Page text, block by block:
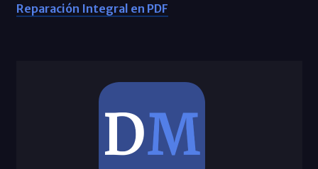
Reparación Integral en PDF